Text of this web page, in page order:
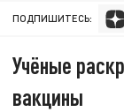
ПОДПИШИТЕСЬ:
Учёные
вакцины